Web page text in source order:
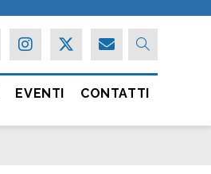
EVENTI CONTATTI